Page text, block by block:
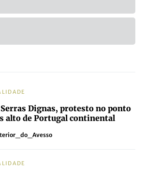
Dignas, protesto no ponto
alto de Portugal continental